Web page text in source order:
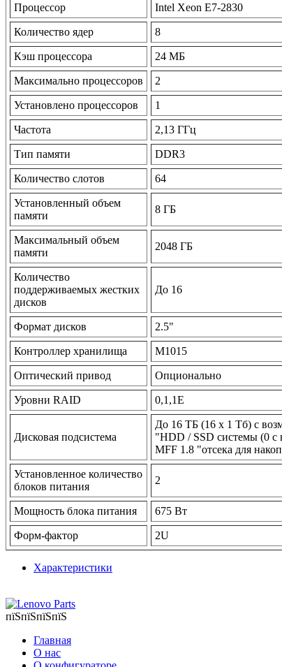
Процессор Intel Xeon E7-2830
Количество ядер 8
Кэш процессора 24 МБ
Максимально процессоров 2
Установлено процессоров 1
Частота 2,13 ГГц
Тип памяти DDR3
Количество слотов 64
Установленный объем
памяти
8 ГБ
Максимальный объем
памяти
2048 ГБ
Количество
поддерживаемых жестких
дисков
До 16
Формат дисков 2.5"
Контроллер хранилища M1015
Оптический привод Опционально
Уровни RAID 0,1,1E
Дисковая подсистема
До 16 ТБ (16 х 1 Тб) с
"HDD / SSD системы (0 с
MFF 1.8 "отсека для
Установленное количество
блоков питания
2
Мощность блока питания 675 Вт
Форм-фактор 2U
Характеристики
пїЅпїЅпїЅпїЅ
Главная
О нас